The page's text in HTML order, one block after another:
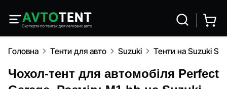
Головна Тенти для авто Suzuki Тенти на Suzuki
Чохол-тент для автомобіля Perfect